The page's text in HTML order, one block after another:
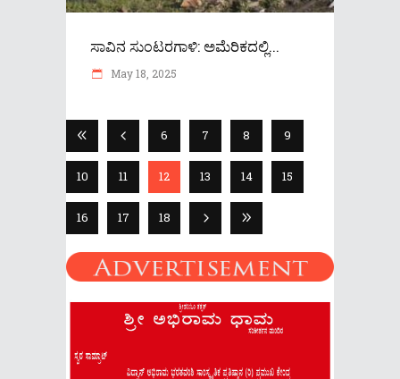
ಸಾವಿನ ಸುಂಟರಗಾಳಿ: ಅಮೆರಿಕದಲ್ಲಿ...
May 18, 2025
6 7 8 9
10 11 12 13 14 15
16 17 18